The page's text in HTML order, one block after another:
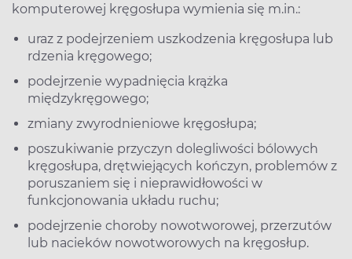
komputerowej kręgosłupa wymienia się m.in.:
uraz z podejrzeniem uszkodzenia kręgosłupa lub
rdzenia kręgowego;
podejrzenie wypadnięcia krążka
międzykręgowego;
zmiany zwyrodnieniowe kręgosłupa;
poszukiwanie przyczyn dolegliwości bólowych
kręgosłupa, drętwiejących kończyn, problemów z
poruszaniem się i nieprawidłowości w
funkcjonowania układu ruchu;
podejrzenie choroby nowotworowej, przerzutów
lub nacieków nowotworowych na kręgosłup.